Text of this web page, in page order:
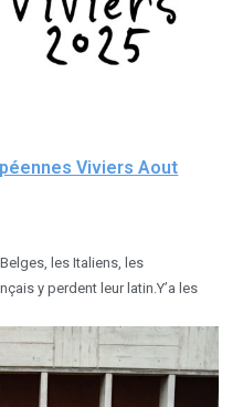
Viviers Aout
les Italiens, les
y perdent leur latin.Y’a les